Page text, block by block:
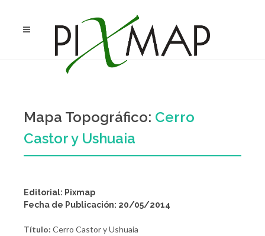
Mapa Topográfico: Cerro
Castor y Ushuaia
Editorial: Pixmap
Fecha de Publicación: 20/05/2014
Título: Cerro Castor y Ushuaia